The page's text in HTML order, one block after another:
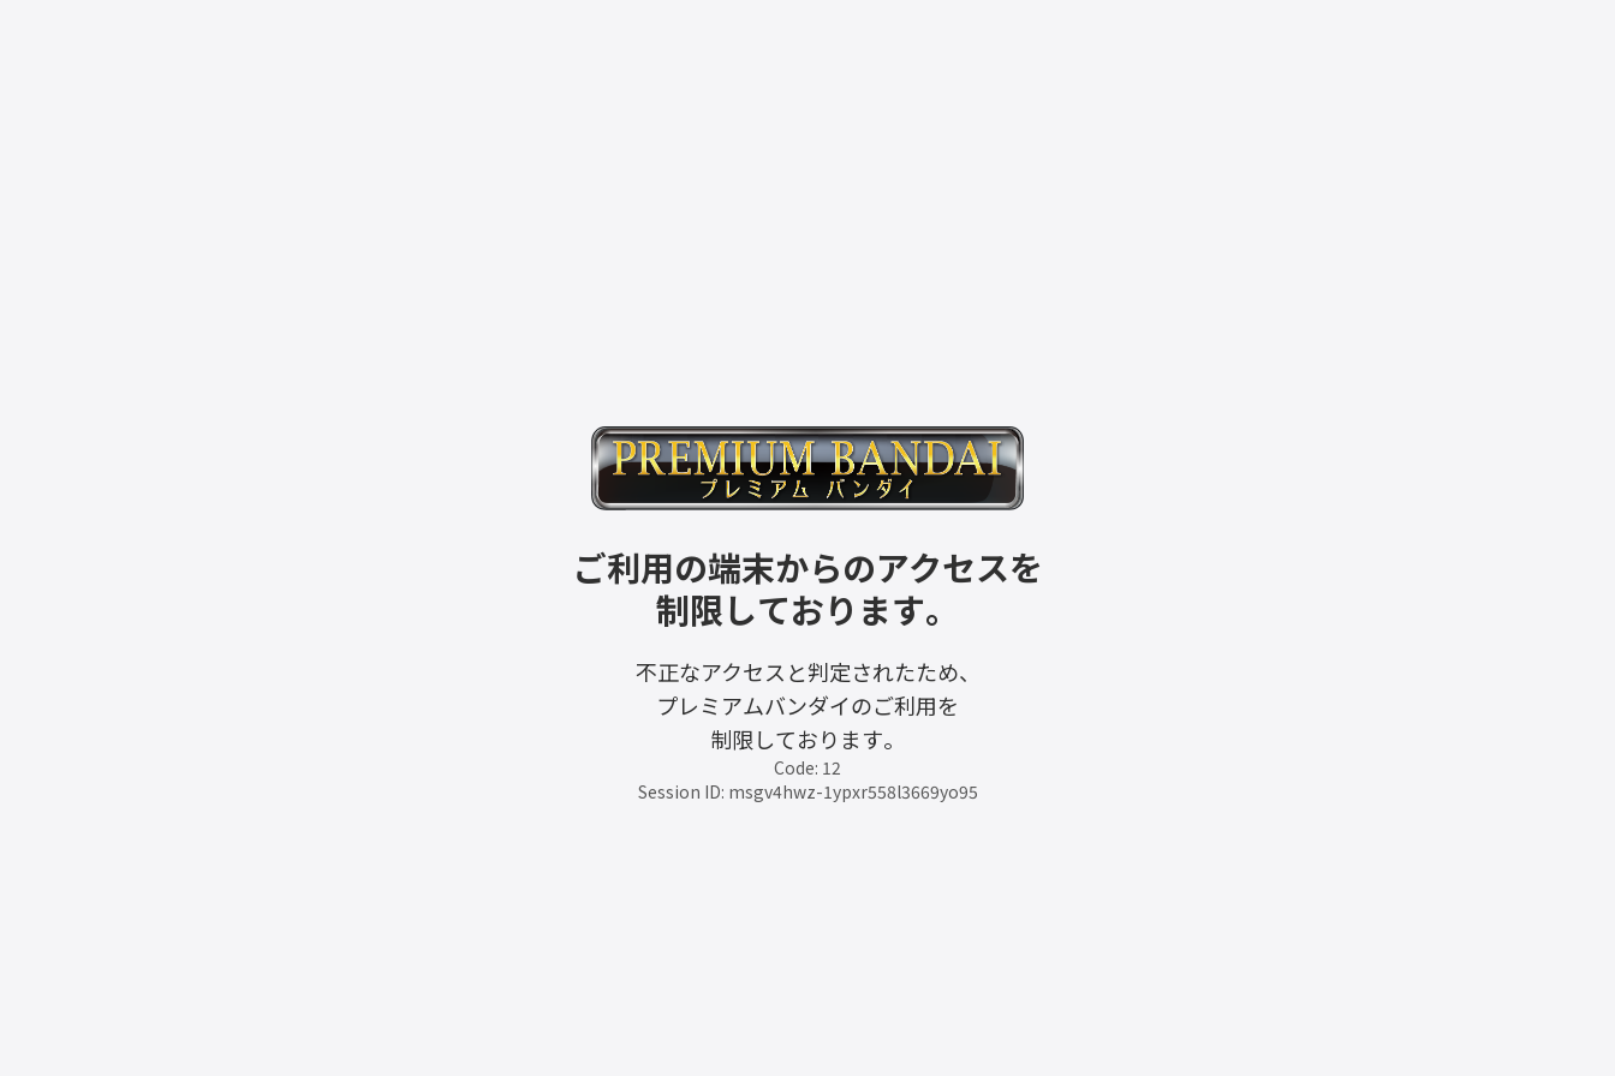
ご利用の端末からのアクセスを
制限しております。
不正なアクセスと判定されたため、
プレミアムバンダイのご利用を
制限しております。
Code: 12
Session ID: msgv4hwz-1ypxr558l3669yo95